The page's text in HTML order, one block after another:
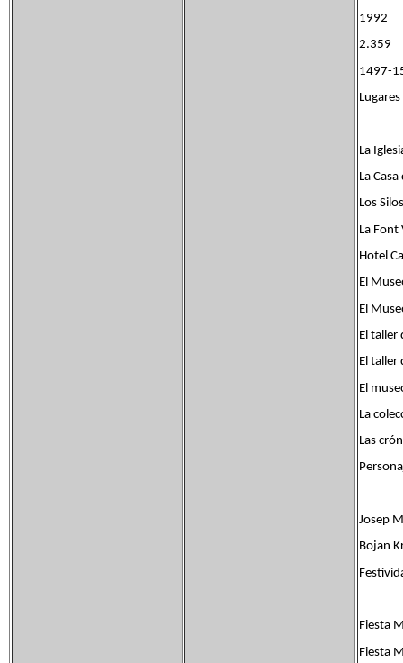
1992
2.359
1497-
La
La
Los
La Font
Hotel
El
El
El taller
El taller
El
La
Las
Josep
Bojan
Fiesta
Fiesta